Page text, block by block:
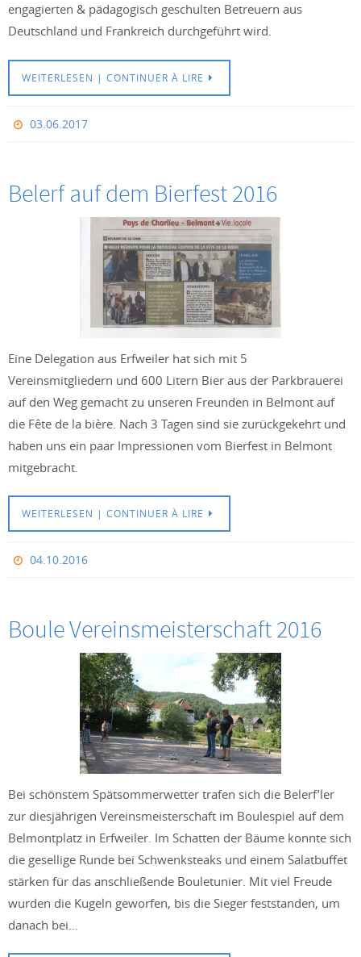
engagierten & pädagogisch geschulten Betreuern aus
Deutschland und Frankreich durchgeführt wird.
WEITERLESEN | CONTINUER À LIRE
03.06.2017
Belerf auf dem Bierfest 2016
Eine Delegation aus Erfweiler hat sich mit 5
Vereinsmitgliedern und 600 Litern Bier aus der Parkbrauerei
auf den Weg gemacht zu unseren Freunden in Belmont auf
die Fête de la bière. Nach 3 Tagen sind sie zurückgekehrt und
haben uns ein paar Impressionen vom Bierfest in Belmont
mitgebracht.
WEITERLESEN | CONTINUER À LIRE
04.10.2016
Boule Vereinsmeisterschaft 2016
Bei schönstem Spätsommerwetter trafen sich die Belerf’ler
zur diesjährigen Vereinsmeisterschaft im Boulespiel auf dem
Belmontplatz in Erfweiler. Im Schatten der Bäume konnte sich
die gesellige Runde bei Schwenksteaks und einem Salatbuffet
stärken für das anschließende Bouletunier. Mit viel Freude
wurden die Kugeln geworfen, bis die Sieger feststanden, um
danach bei…